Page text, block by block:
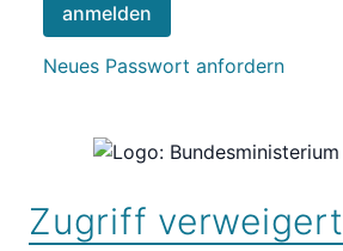
anmelden
Neues Passwort anfordern
Zugriff verweigert